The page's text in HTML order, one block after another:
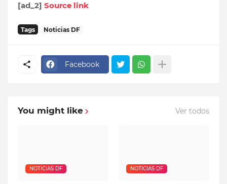
[ad_2] Source link
Tags Noticias DF
Facebook
You might like Ver todos
NOTICIAS DF NOTICIAS DF